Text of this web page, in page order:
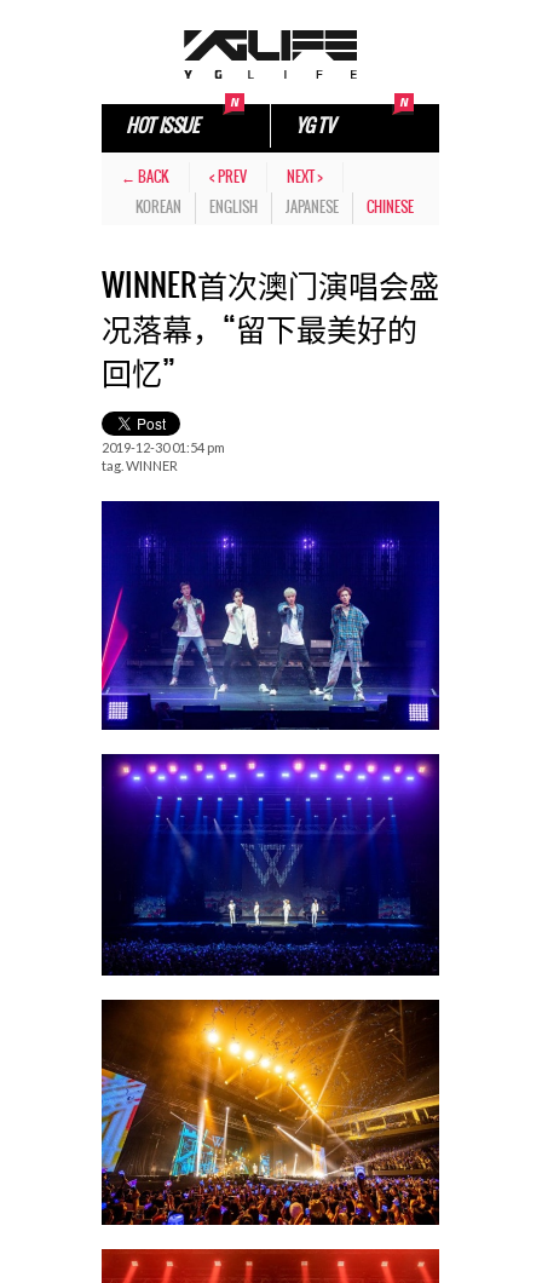
HOT ISSUE YG TV
← BACK < PREV
NEXT >
KOREAN
ENGLISH JAPANESE CHINESE
WINNER首次澳门演唱会盛
况落幕，“留下最美好的
回忆”
2019-12-30 01:54 pm
tag. WINNER